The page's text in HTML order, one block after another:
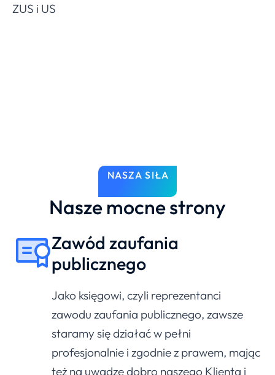
ZUS i US
NASZA SIŁA
Nasze mocne strony
Zawód zaufania
publicznego
Jako księgowi, czyli reprezentanci
zawodu zaufania publicznego, zawsze
staramy się działać w pełni
profesjonalnie i zgodnie z prawem, mając
też na uwadze dobro naszego Klienta i